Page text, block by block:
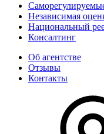
Независимая
Национальный
Консалтинг
Об агентстве
Отзывы
Контакты